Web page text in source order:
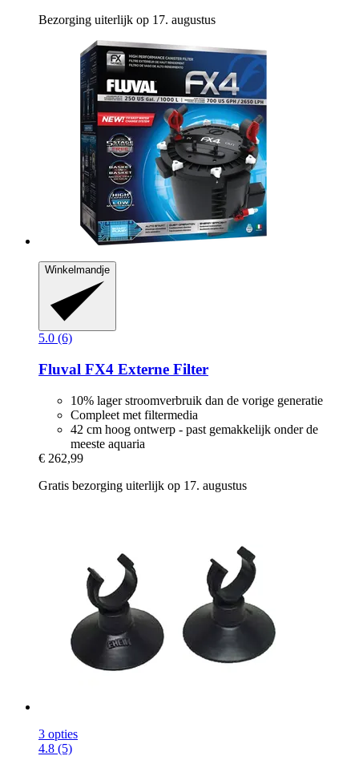
Bezorging uiterlijk op 17. augustus
Winkelmandje
5.0 (6)
Fluval FX4 Externe Filter
10% lager stroomverbruik dan de vorige generatie
Compleet met filtermedia
42 cm hoog ontwerp - past gemakkelijk onder de
meeste aquaria
€ 262,99
Gratis bezorging uiterlijk op 17. augustus
3 opties
4.8 (5)